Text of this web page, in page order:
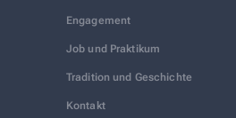
Engagement
Job und Praktikum
Tradition und Geschichte
Kontakt